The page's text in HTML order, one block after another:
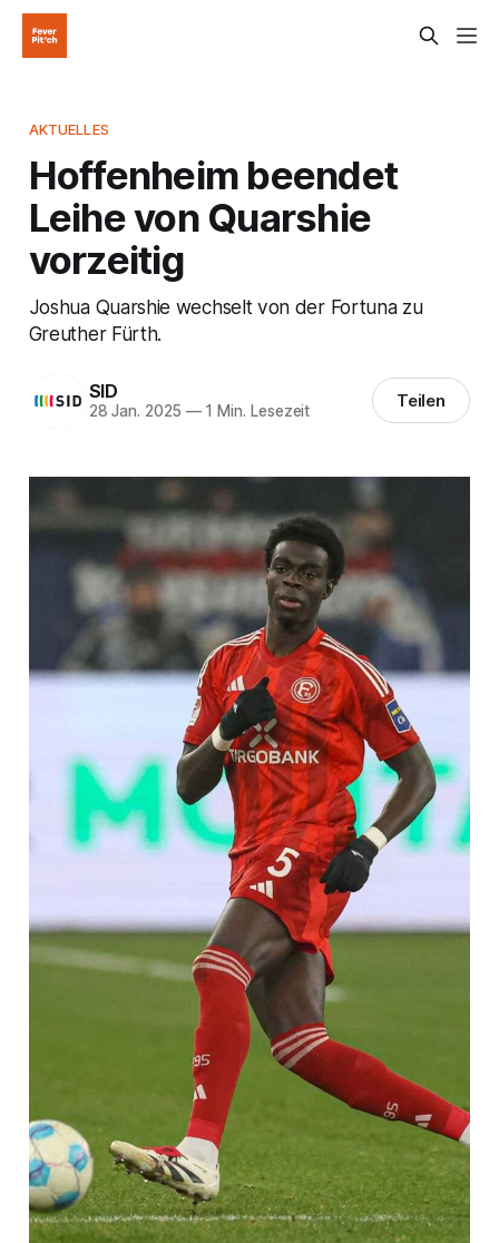
AKTUELLES
Hoffenheim beendet
Leihe von Quarshie
vorzeitig
Joshua Quarshie wechselt von der Fortuna zu
Greuther Fürth.
SID
28 Jan. 2025 —1 Min. Lesezeit Teilen